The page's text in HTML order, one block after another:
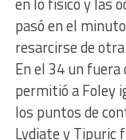
pasó en el
resarcirse de
En el 34 un fuera
permitió a Foley
los puntos de
Lydiate y Tipuric